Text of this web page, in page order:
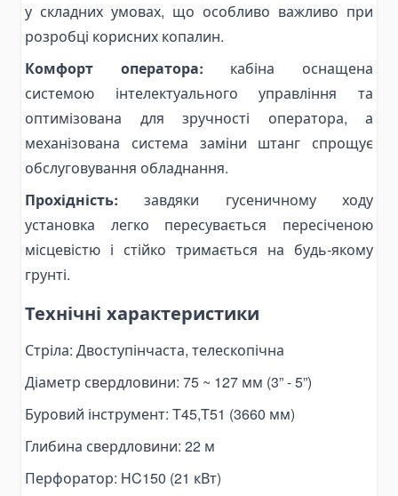
Комплектуючі для баків
Електрогідравліка
Міні-маслостанції
Електромотори
Комплектуючі для маслостанцій
Alat Angkut Barang
Chain Block
Lever Block
Ratchet Load Binder
Lever Load Binder
Ratchet Pullers
Lifting Hooks
Lifting Clamps
Pallet Clamps
Lift Tables
Skid Rollers
Lifting Crowbars
у складних умовах, що особливо важливо при
розробці корисних копалин.
Комфорт оператора: кабіна оснащена
системою інтелектуального управління та
оптимізована для зручності оператора, а
механізована система заміни штанг спрощує
обслуговування обладнання.
Прохідність: завдяки гусеничному ходу
установка легко пересувається пересіченою
місцевістю і стійко тримається на будь-якому
грунті.
Технічні характеристики
Стріла: Двоступінчаста, телескопічна
Діаметр свердловини: 75 ~ 127 мм (3” - 5”)
Буровий інструмент: T45,T51 (3660 мм)
Глибина свердловини: 22 м
Перфоратор: HC150 (21 кВт)